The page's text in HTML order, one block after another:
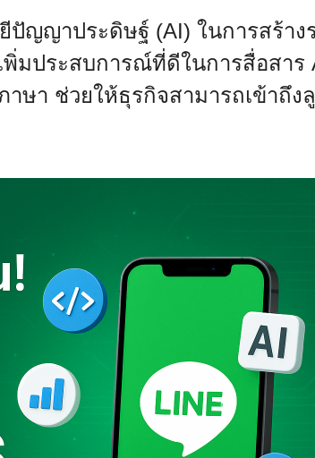
ปัญญาประดิษฐ์ (AI) ในการสร้าง
มประสบการณ์ที่ดีในการสื่อสาร
ษา ช่วยให้ธุรกิจสามารถเข้าถึง